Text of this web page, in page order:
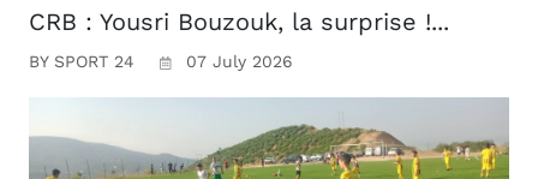
CRB : Yousri Bouzouk, la surprise !...
BY SPORT 24 07 July 2026